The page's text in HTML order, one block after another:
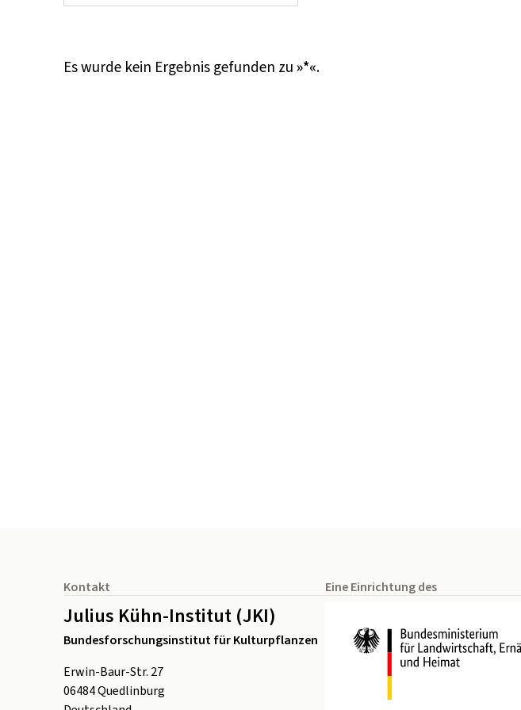
Es wurde kein Ergebnis gefunden zu»*«.
Kontakt
Julius Kühn-Institut (JKI)
Bundesforschungsinstitut für Kulturpflanzen
Erwin-Baur-Str. 27
06484Quedlinburg
Eine Einrichtung des